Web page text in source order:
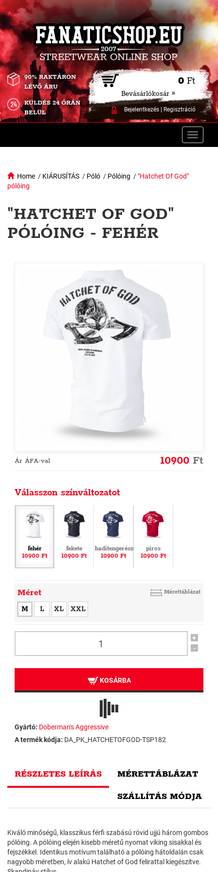
0 Ft
Bevásárlókosár »
Bejelentkezés| Regisztráció
90% RAKTÁRON
LÉVŐ ÁRU
KÜLDÉS 24 ÓRÁN
BELÜL
Toggle
Home / KIÁRUSÍTÁS / Póló / Pólóing / "Hatchet Of God"
pólóing
"HATCHET OF GOD"
PÓLÓING - FEHÉR
Ár ÁFA-val 10900 Ft
Válasszon színváltozatot
fehér
10900 Ft
fekete
10900 Ft
haditengerészet
10900 Ft
piros
10900 Ft
Méret Mérettáblázat
M L XL XXL
+
-
KOSÁRBA
Gyártó: Doberman's Aggressive
A termék kódja: DA_PK_HATCHETOFGOD-TSP182
RÉSZLETES LEÍRÁS MÉRETTÁBLÁZAT
SZÁLLÍTÁS MÓDJA
Kiváló minőségű, klasszikus férfi szabású rövid ujjú három gombos
pólóing. A pólóing elején kisebb méretű nyomat viking sisakkal és
fejszékkel. Identikus motívum található a pólóing hátoldalán csak
nagyobb méretben, ív alakú Hatchet of God felirattal kiegészítve.